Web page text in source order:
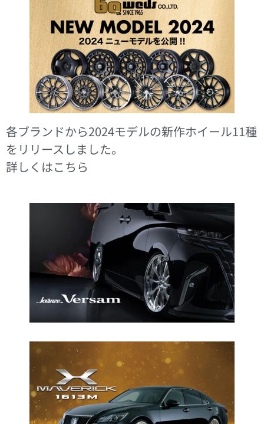
各ブランドから2024モデルの新作ホイール11種
をリリースしました。
詳しくはこちら